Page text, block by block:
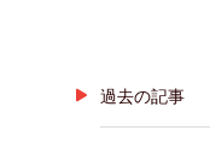
過去の記事